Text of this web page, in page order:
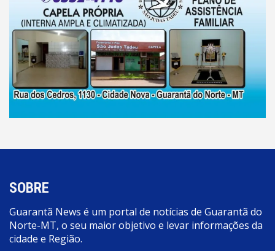
SOBRE
Guarantã News é um portal de notícias de Guarantã do
Norte-MT, o seu maior objetivo e levar informações da
cidade e Região.